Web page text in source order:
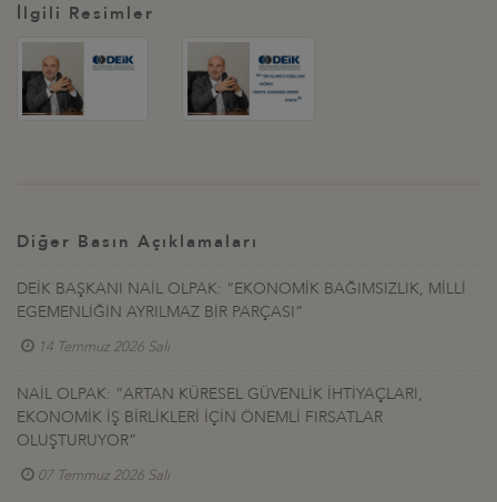
İlgili Resimler
Diğer Basın Açıklamaları
DEİK BAŞKANI NAİL OLPAK: “EKONOMİK BAĞIMSIZLIK, MİLLİ
EGEMENLİĞİN AYRILMAZ BİR PARÇASI”
14 Temmuz 2026 Salı
NAİL OLPAK: “ARTAN KÜRESEL GÜVENLİK İHTİYAÇLARI,
EKONOMİK İŞ BİRLİKLERİ İÇİN ÖNEMLİ FIRSATLAR
OLUŞTURUYOR”
07 Temmuz 2026 Salı